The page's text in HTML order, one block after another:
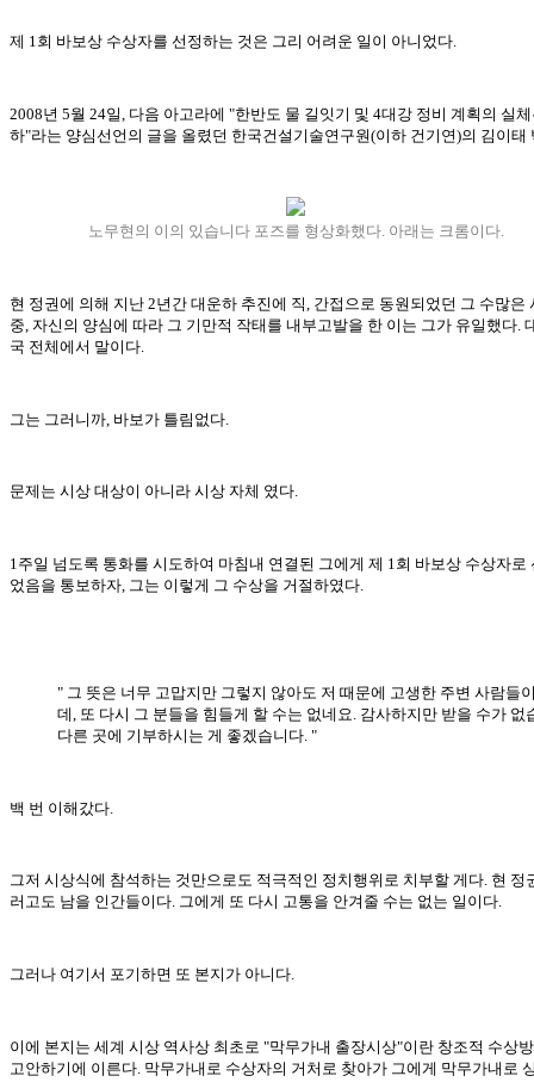
제 1회 바보상 수상자를 선정하는 것은 그리 어려운 일이 아니었다.
2008년 5월 24일, 다음 아고라에 "한반도 물 길잇기 및 4대강 정비 계획의 실
하"라는 양심선언의 글을 올렸던 한국건설기술연구원(이하 건기연)의 김이태
노무현의 이의 있습니다 포즈를 형상화했다. 아래는 크롬이다.
현 정권에 의해 지난 2년간 대운하 추진에 직, 간접으로 동원되었던 그 수많은
중, 자신의 양심에 따라 그 기만적 작태를 내부고발을 한 이는 그가 유일했다.
국 전체에서 말이다.
그는 그러니까, 바보가 틀림없다.
문제는 시상 대상이 아니라 시상 자체 였다.
1주일 넘도록 통화를 시도하여 마침내 연결된 그에게 제 1회 바보상 수상자로
었음을 통보하자, 그는 이렇게 그 수상을 거절하였다.
" 그 뜻은 너무 고맙지만 그렇지 않아도 저 때문에 고생한 주변 사람들
데, 또 다시 그 분들을 힘들게 할 수는 없네요. 감사하지만 받을 수가 없
다른 곳에 기부하시는 게 좋겠습니다. "
백 번 이해갔다.
그저 시상식에 참석하는 것만으로도 적극적인 정치행위로 치부할 게다. 현 정
러고도 남을 인간들이다. 그에게 또 다시 고통을 안겨줄 수는 없는 일이다.
그러나 여기서 포기하면 또 본지가 아니다.
이에 본지는 세계 시상 역사상 최초로 "막무가내 출장시상"이란 창조적 수상
고안하기에 이른다. 막무가내로 수상자의 거처로 찾아가 그에게 막무가내로